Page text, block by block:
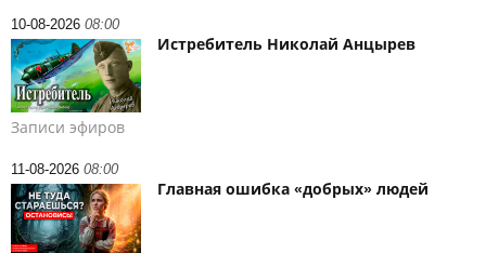
10-08-2026 08:00
Истребитель Николай Анцырев
Записи эфиров
11-08-2026 08:00
Главная ошибка «добрых» людей